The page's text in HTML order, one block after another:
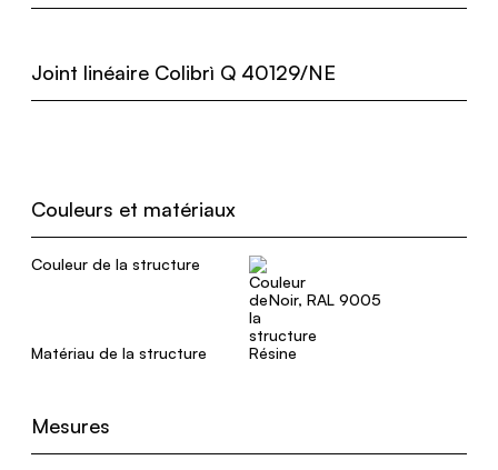
Joint linéaire Colibrì Q 40129/NE
Couleurs et matériaux
Couleur de la structure
Noir, RAL 9005
Matériau de la structure Résine
Mesures